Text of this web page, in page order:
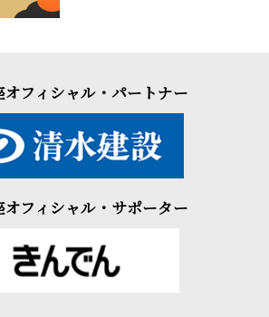
フィシャル・パートナー
フィシャル・サポーター